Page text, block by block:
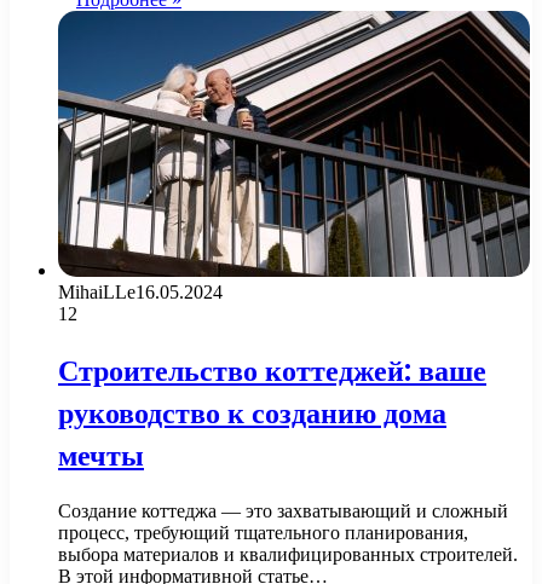
MihaiLLe16.05.2024
12
Строительство коттеджей: ваше
руководство к созданию дома
мечты
Создание коттеджа — это захватывающий и сложный
процесс, требующий тщательного планирования,
выбора материалов и квалифицированных строителей.
В этой информативной статье…